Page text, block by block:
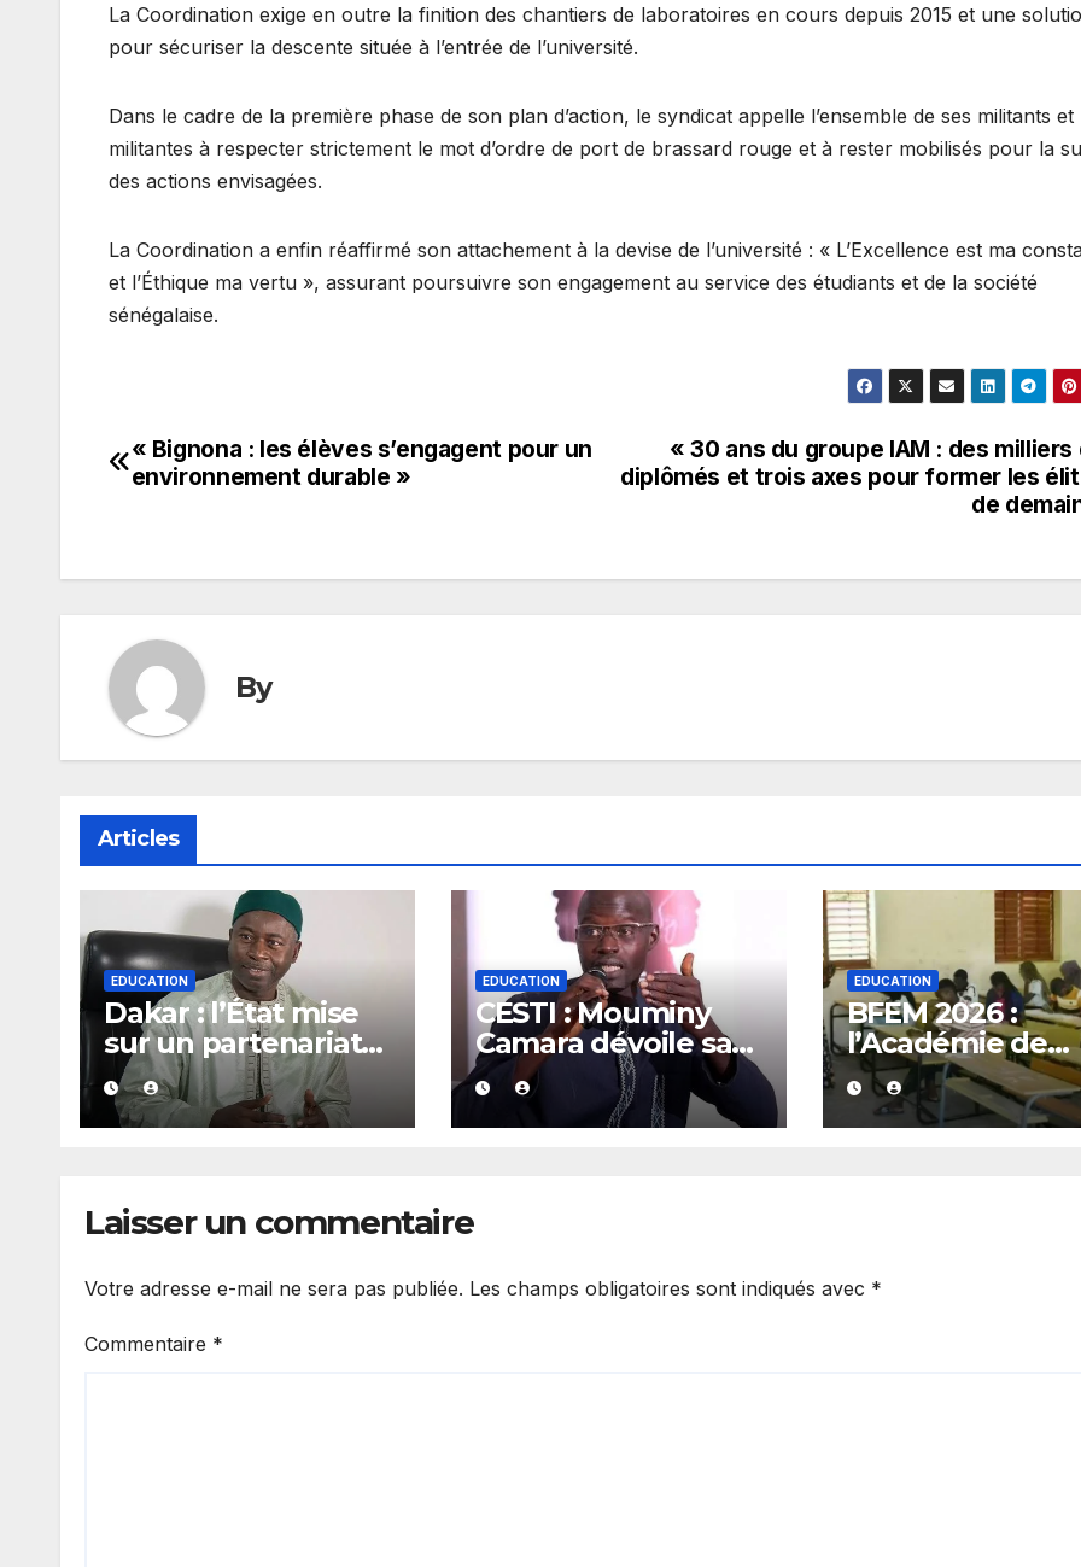
La Coordination exige en outre la finition des chantiers de laboratoires en cours depuis 2015 et une
pour sécuriser la descente située à l’entrée de l’université.
Dans le cadre de la première phase de son plan d’action, le syndicat appelle l’ensemble de ses militants et
militantes à respecter strictement le mot d’ordre de port de brassard rouge et à rester mobilisés pour la
des actions envisagées.
La Coordination a enfin réaffirmé son attachement à la devise de l’université : « L’Excellence est ma
et l’Éthique ma vertu », assurant poursuivre son engagement au service des étudiants et de la société
sénégalaise.
Navigation
« 30 ans du groupe IAM : des milliers
diplômés et trois axes pour former les
de
« Bignona : les élèves s’engagent pour un
environnement durable »
By
Articles
EDUCATION
Dakar : l’État mise
sur un partenariat
renforcé avec les
guides religieux et
les diplômés en
EDUCATION
CESTI : Mouminy
Camara dévoile sa
stratégie pour
renforcer
l’excellence
EDUCATION
BFEM 2026 :
l’Académie de
Kédougou
les 96 % de
et confirme son
Laisser un commentaire
Votre adresse e-mail ne sera pas publiée. Les champs obligatoires sont indiqués avec *
Commentaire *